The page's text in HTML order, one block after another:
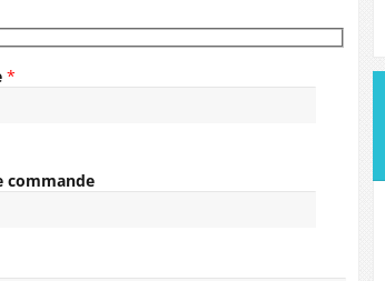
*
commande